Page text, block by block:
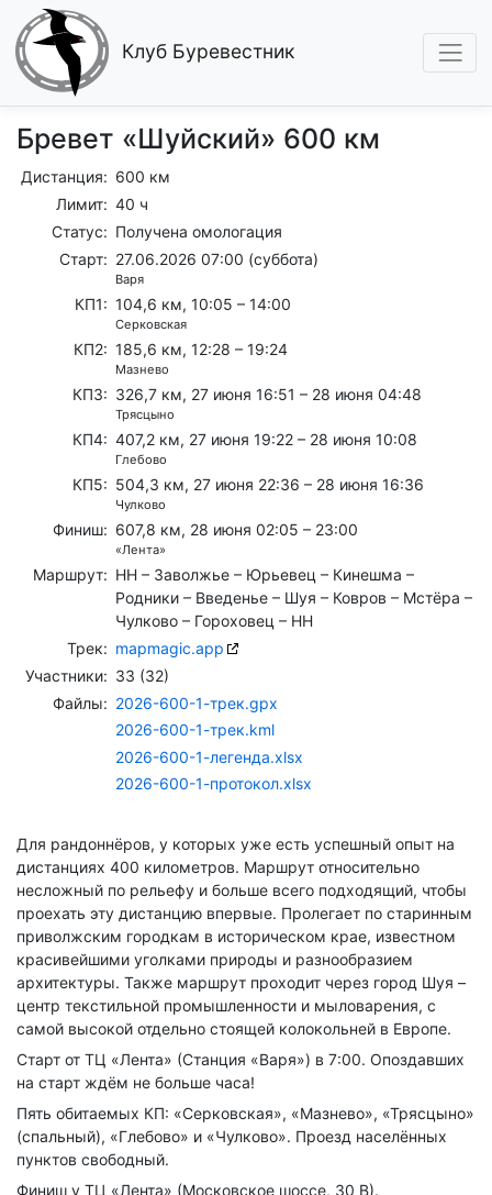
Клуб Буревестник
Бревет «Шуйский» 600 км
Дистанция: 600 км
Лимит: 40 ч
Статус: Получена омологация
Старт: 27.06.2026 07:00 (суббота)
Варя
КП1: 104,6 км, 10:05 – 14:00
Серковская
КП2: 185,6 км, 12:28 – 19:24
Мазнево
КП3: 326,7 км, 27 июня 16:51 – 28 июня 04:48
Трясцыно
КП4: 407,2 км, 27 июня 19:22 – 28 июня 10:08
Глебово
КП5: 504,3 км, 27 июня 22:36 – 28 июня 16:36
Чулково
Финиш: 607,8 км, 28 июня 02:05 – 23:00
«Лента»
Маршрут: НН – Заволжье – Юрьевец – Кинешма –
Родники – Введенье – Шуя – Ковров – Мстёра –
Чулково – Гороховец – НН
Трек: mapmagic.app
Участники: 33 (32)
Файлы: 2026-600-1-трек.gpx
2026-600-1-трек.kml
2026-600-1-легенда.xlsx
2026-600-1-протокол.xlsx
Для рандоннёров, у которых уже есть успешный опыт на
дистанциях 400 километров. Маршрут относительно
несложный по рельефу и больше всего подходящий, чтобы
проехать эту дистанцию впервые. Пролегает по старинным
приволжским городкам в историческом крае, известном
красивейшими уголками природы и разнообразием
архитектуры. Также маршрут проходит через город Шуя –
центр текстильной промышленности и мыловарения, с
самой высокой отдельно стоящей колокольней в Европе.
Старт от ТЦ «Лента» (Станция «Варя») в 7:00. Опоздавших
на старт ждём не больше часа!
Пять обитаемых КП: «Серковская», «Мазнево», «Трясцыно»
(спальный), «Глебово» и «Чулково». Проезд населённых
пунктов свободный.
Финиш у ТЦ «Лента» (Московское шоссе, 30 В).